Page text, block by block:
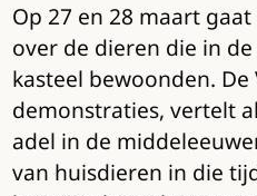
Op 27 en 28 maart
over de dieren die in
kasteel bewoonden.
demonstraties, vertelt
adel in de
van huisdieren in die